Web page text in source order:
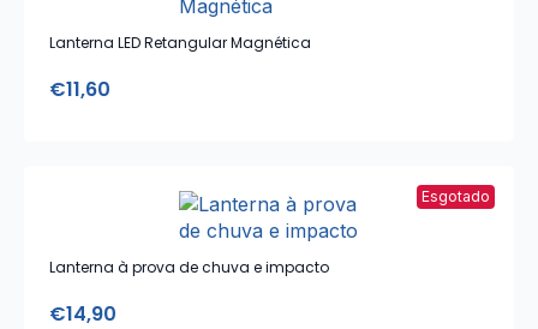
Lanterna LED Retangular Magnética
€11,60
Esgotado
Lanterna à prova de chuva e impacto
€14,90